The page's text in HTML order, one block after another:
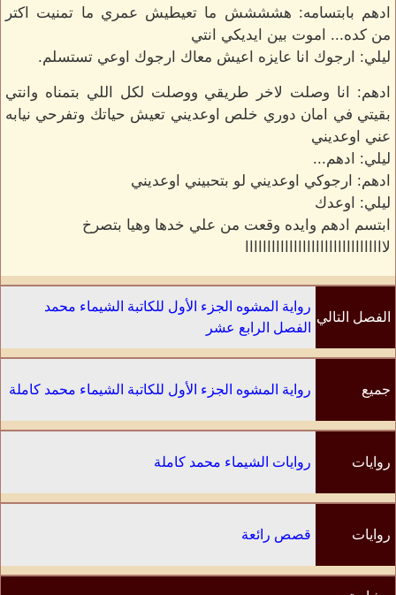
ادهم بابتسامه: هشششش ما تعيطيش عمري ما تمنيت اكتر
من كده... اموت بين ايديكي انتي
ليلي: ارجوك انا عايزه اعيش معاك ارجوك اوعي تستسلم.
ادهم: انا وصلت لاخر طريقي ووصلت لكل اللي بتمناه وانتي
بقيتي في امان دوري خلص اوعديني تعيش حياتك وتفرحي نيابه
عني اوعديني
ليلي: ادهم...
ادهم: ارجوكي اوعديني لو بتحبيني اوعديني
ليلي: اوعدك
ابتسم ادهم وايده وقعت من علي خدها وهيا بتصرخ
لاااااااااااااااااااااااااااااااا
الفصل التالي
رواية المشوه الجزء الأول للكاتبة الشيماء محمد
الفصل الرابع عشر
جميع رواية المشوه الجزء الأول للكاتبة الشيماء محمد كاملة
روايات روايات الشيماء محمد كاملة
روايات قصص رائعة